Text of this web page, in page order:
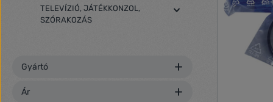
TELEVÍZIÓ, JÁTÉKKONZOL,
SZÓRAKOZÁS
Gyártó
Ár